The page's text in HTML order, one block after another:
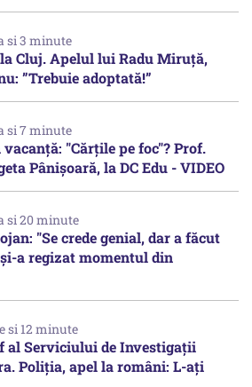
si 3 minute
Cluj. Apelul lui Radu Miruţă,
”Trebuie adoptată!”
si 7 minute
"Cărțile pe foc"? Prof.
Pânișoară, la DC Edu - VIDEO
si 20 minute
"Se crede genial, dar a făcut
a regizat momentul din
si 12 minute
al Serviciului de Investigații
Poliția, apel la români: L-ați